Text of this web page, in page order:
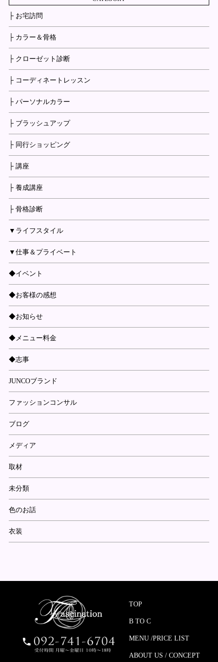
├ お宅訪問
├ カラー＆骨格
├ クローゼット診断
├ コーディネートレッスン
├ パーソナルカラー
├ ブラッシュアップ
├ 同行ショッピング
├ 講座
├ 養成講座
├ 骨格診断
▼ライフスタイル
▼仕事＆プライベート
◆イベント
◆お客様の感想
◆お知らせ
◆メニュー料金
◆志事
JUNCOブランド
ファッションコンサル
ブログ
メディア
取材
未分類
色のお話
衣装
TOP
B TO C
MENU /PRICE LIST
ABOUT US / CONCEPT